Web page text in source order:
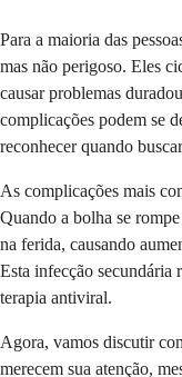
Para a maioria das
mas não perigoso. Eles
causar problemas
complicações podem se
reconhecer quando
As complicações mais
Quando a bolha se
na ferida, causando
Esta infecção secundária
terapia antiviral.
Agora, vamos discutir
merecem sua atenção,